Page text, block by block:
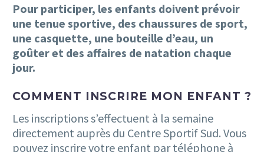
Pour participer, les enfants doivent prévoir
une tenue sportive, des chaussures de sport,
une casquette, une bouteille d’eau, un
goûter et des affaires de natation chaque
jour.
COMMENT INSCRIRE MON ENFANT ?
Les inscriptions s’effectuent à la semaine
directement auprès du Centre Sportif Sud. Vous
pouvez inscrire votre enfant par téléphone à